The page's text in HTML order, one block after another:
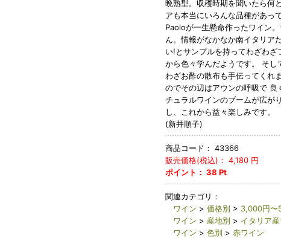
晩熟型。収穫時期を聞いたら何
アも本当にいろんな品種があっ
Paoloが一生懸命作ったワイン
ん。情報がなかなか南イタリア
い!とサンプルを持ってわざわ
から色々学んだようです。 そ
わざお酢の散布も手伝ってくれ
のでその辺はアウンの呼吸で
チュラルワインのブームが広が
し、これから益々楽しみです。
(新井順子)
商品コード： 43366
販売価格(税込)： 4,180円
ポイント： 38 Pt
関連カテゴリ：
ワイン > 価格別 > 3,000円〜
ワイン > 産地別 > イタリア
ワイン > 色別 > 赤ワイン